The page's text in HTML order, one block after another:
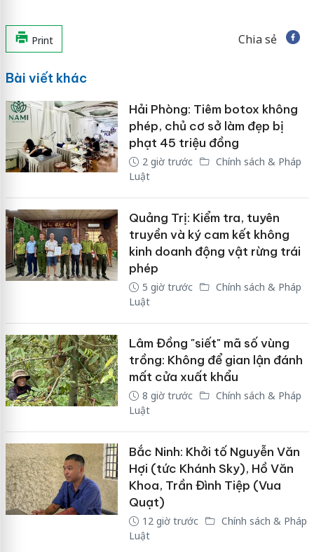
Print Chia sẻ
Bài viết khác
Hải Phòng: Tiêm botox không
phép, chủ cơ sở làm đẹp bị
phạt 45 triệu đồng
2 giờ trước
Chính sách & Pháp
Luật
Quảng Trị: Kiểm tra, tuyên
truyền và ký cam kết không
kinh doanh động vật rừng trái
phép
5 giờ trước
Chính sách & Pháp
Luật
Lâm Đồng "siết" mã số vùng
trồng: Không để gian lận đánh
mất cửa xuất khẩu
8 giờ trước
Chính sách & Pháp
Luật
Bắc Ninh: Khởi tố Nguyễn Văn
Hợi (tức Khánh Sky), Hồ Văn
Khoa, Trần Đình Tiệp (Vua
Quạt)
12 giờ trước
Chính sách & Pháp
Luật